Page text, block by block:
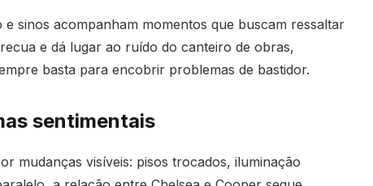
sinos acompanham momentos que buscam ressaltar
e dá lugar ao ruído do canteiro de obras,
basta para encobrir problemas de bastidor.
sentimentais
mudanças visíveis: pisos trocados, iluminação